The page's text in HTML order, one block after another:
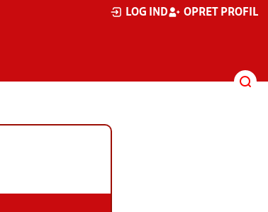
LOG IND OPRET PROFIL